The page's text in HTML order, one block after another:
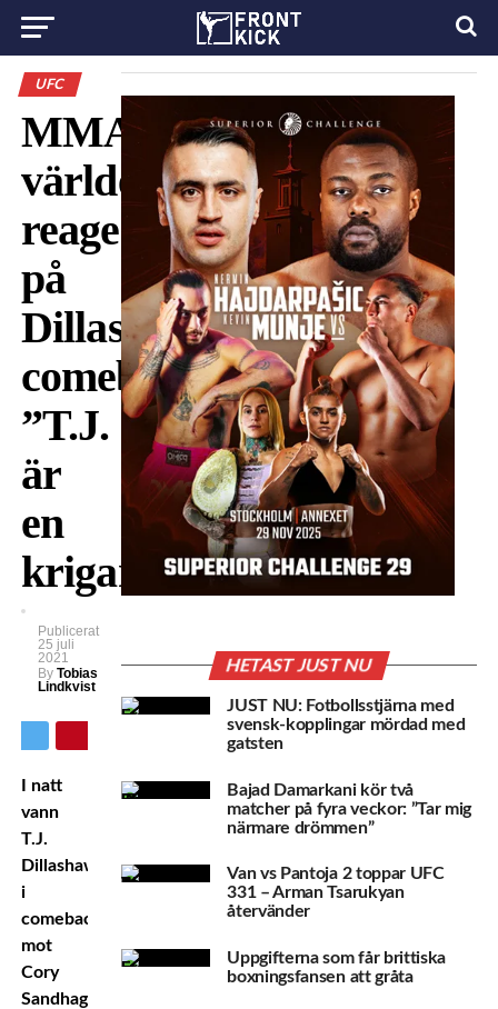
UFC
MMA-
världen
reagerar
på
Dillashaws
comeback:
”T.J.
är
en
krigare”
Publicerat
25 juli
2021
By Tobias
Lindkvist
I natt
vann
T.J.
Dillashaw
i
comebacken
mot
Cory
Sandhagen.
HETAST JUST NU
JUST NU: Fotbollsstjärna med
svensk-kopplingar mördad med
gatsten
Bajad Damarkani kör två
matcher på fyra veckor: ”Tar mig
närmare drömmen”
Van vs Pantoja 2 toppar UFC
331 – Arman Tsarukyan
återvänder
Uppgifterna som får brittiska
boxningsfansen att gråta